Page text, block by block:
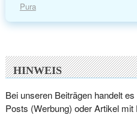
Pura
HINWEIS
Bei unseren Beiträgen handelt
Posts (Werbung) oder Artikel